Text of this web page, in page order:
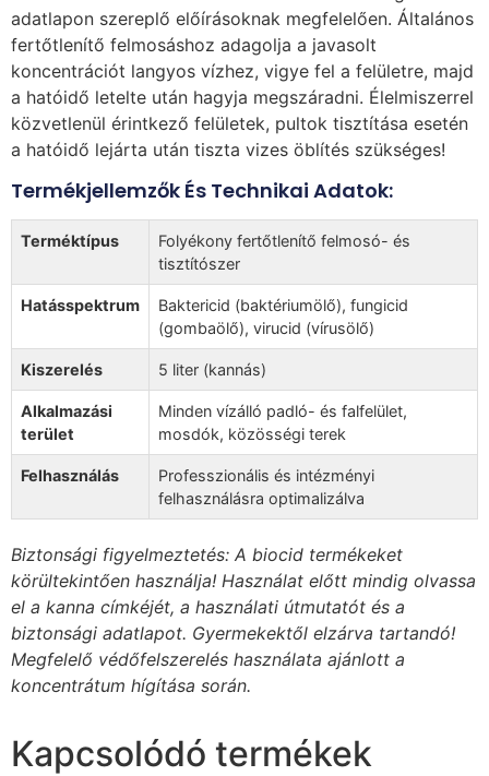
adatlapon szereplő előírásoknak megfelelően. Általános
fertőtlenítő felmosáshoz adagolja a javasolt
koncentrációt langyos vízhez, vigye fel a felületre, majd
a hatóidő letelte után hagyja megszáradni. Élelmiszerrel
közvetlenül érintkező felületek, pultok tisztítása esetén
a hatóidő lejárta után tiszta vizes öblítés szükséges!
Termékjellemzők És Technikai Adatok:
Terméktípus
Folyékony fertőtlenítő felmosó- és
tisztítószer
Hatásspektrum
Baktericid (baktériumölő), fungicid
(gombaölő), virucid (vírusölő)
Kiszerelés 5 liter (kannás)
Alkalmazási
terület
Minden vízálló padló- és falfelület,
mosdók, közösségi terek
Felhasználás
Professzionális és intézményi
felhasználásra optimalizálva
Biztonsági figyelmeztetés: A biocid termékeket
körültekintően használja! Használat előtt mindig olvassa
el a kanna címkéjét, a használati útmutatót és a
biztonsági adatlapot. Gyermekektől elzárva tartandó!
Megfelelő védőfelszerelés használata ajánlott a
koncentrátum hígítása során.
Kapcsolódó termékek